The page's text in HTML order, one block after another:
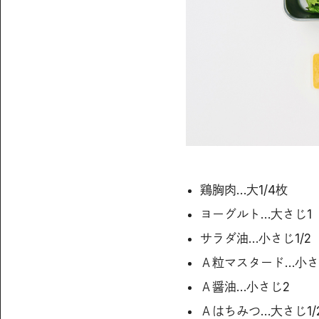
鶏胸肉…大1/4枚
ヨーグルト…大さじ1
サラダ油…小さじ1/2
Ａ粒マスタード…小
Ａ醤油…小さじ2
Ａはちみつ…大さじ1/